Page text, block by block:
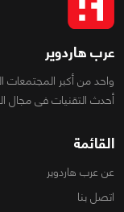
عرب هاردوير
واحد من أكبر
أحدث التقنيات فى مجال
القائمة
عن عرب هاردوير
اتصل بنا